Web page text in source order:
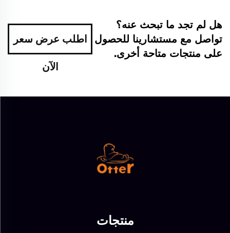
هل لم تجد ما تبحث عنه؟
تواصل مع مستشارينا للحصول
على منتجات متاحة أخرى.
اطلب عرض سعر
الآن
منتجات